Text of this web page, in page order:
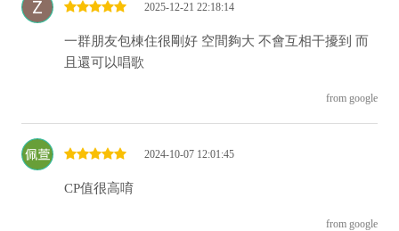
2025-12-21 22:18:14
一群朋友包棟住很剛好 空間夠大 不會互相干擾到 而
且還可以唱歌
from google
2024-10-07 12:01:45
CP值很高唷
from google